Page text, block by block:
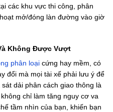
các khu vực thi công, phân
mở/đóng làn đường vào giờ
Không Được Vượt
phân loại cứng hay mềm, có
đổi mà mọi tài xế phải lưu ý để
dải phân cách giao thông là
chỉ làm tăng nguy cơ va
tầm nhìn của bạn, khiến bạn